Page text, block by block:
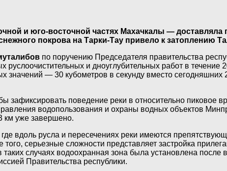
и юго-восточной частях Махачкалы —
покрова на Тарки-Тау привело к затоплению
по поручению Председателя правительства
и дноуглубительных работ в течение
значений — 30 кубометров в секунду вместо
зафиксировать поведение реки в относительно пиковое
водопользования и охраны водных объектов
км уже завершено.
вдоль русла и пересечениях реки имеются
серьезные сложности представляет застройка
таких случаях водоохранная зона была установлена
Правительства республики.